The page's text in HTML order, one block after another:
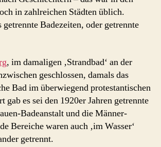
in zahlreichen Städten üblich.
getrennte Badezeiten, oder getrennte
, im damaligen ‚Strandbad‘ an der
geschlossen, damals das
Bad im überwiegend protestantischen
gab es sei den 1920er Jahren getrennte
Badeanstalt und die Männer-
Bereiche waren auch ‚im Wasser‘
getrennt.